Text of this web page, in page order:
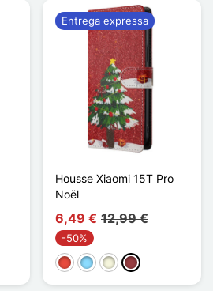
Housse Xiaomi 15T Pro
Noël
6,49 € 12,99 €
-50%
VermelhoAzul Claro
BegeVermelho escuro
Entrega expressa